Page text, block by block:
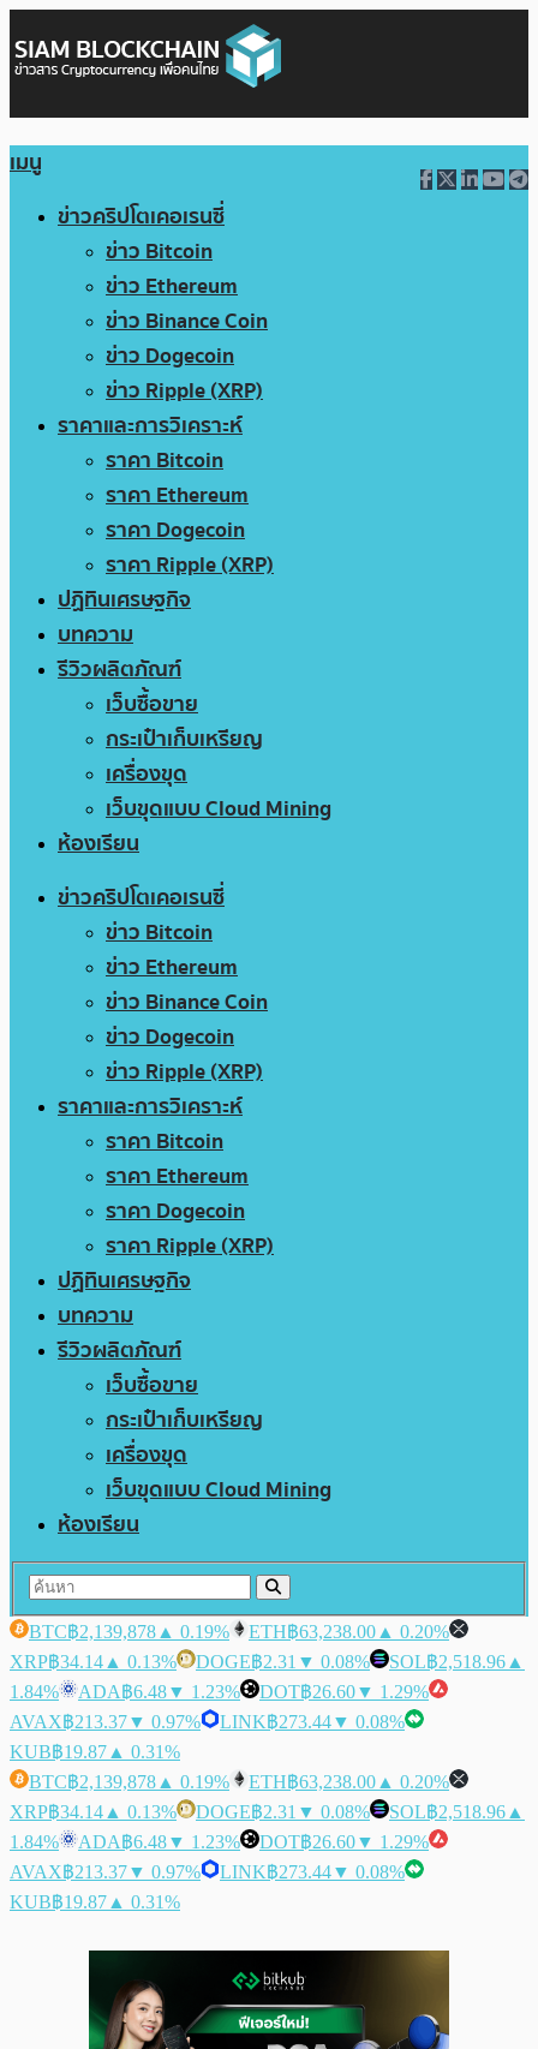
เมนู
ข่าวคริปโตเคอเรนซี่
ข่าว Bitcoin
ข่าว Ethereum
ข่าว Binance Coin
ข่าว Dogecoin
ข่าว Ripple (XRP)
ราคาและการวิเคราะห์
ราคา Bitcoin
ราคา Ethereum
ราคา Dogecoin
ราคา Ripple (XRP)
ปฏิทินเศรษฐกิจ
บทความ
รีวิวผลิตภัณฑ์
เว็บซื้อขาย
กระเป๋าเก็บเหรียญ
เครื่องขุด
เว็บขุดแบบ Cloud Mining
ห้องเรียน
ข่าวคริปโตเคอเรนซี่
ข่าว Bitcoin
ข่าว Ethereum
ข่าว Binance Coin
ข่าว Dogecoin
ข่าว Ripple (XRP)
ราคาและการวิเคราะห์
ราคา Bitcoin
ราคา Ethereum
ราคา Dogecoin
ราคา Ripple (XRP)
ปฏิทินเศรษฐกิจ
บทความ
รีวิวผลิตภัณฑ์
เว็บซื้อขาย
กระเป๋าเก็บเหรียญ
เครื่องขุด
เว็บขุดแบบ Cloud Mining
ห้องเรียน
BTC฿2,139,878 ▲ 0.19% ETH฿63,238.00 ▲ 0.20%
XRP฿34.14 ▲ 0.13% DOGE฿2.31 ▼ 0.08% SOL฿2,518.96 ▲
1.84%
ADA฿6.48▼ 1.23% DOT฿26.60▼ 1.29%
AVAX฿213.37▼ 0.97% LINK฿273.44▼ 0.08%
KUB฿19.87 ▲ 0.31%
BTC฿2,139,878 ▲ 0.19% ETH฿63,238.00 ▲ 0.20%
XRP฿34.14 ▲ 0.13% DOGE฿2.31 ▼ 0.08% SOL฿2,518.96 ▲
1.84%
ADA฿6.48▼ 1.23% DOT฿26.60▼ 1.29%
AVAX฿213.37▼ 0.97% LINK฿273.44▼ 0.08%
KUB฿19.87 ▲ 0.31%